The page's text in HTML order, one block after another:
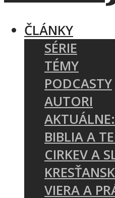
ČLÁNKY
SÉRIE
TÉMY
PODCASTY
AUTORI
BIBLIA A
CIRKEV A
VIERA A